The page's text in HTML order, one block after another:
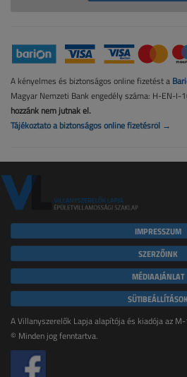
A kényelmes és biztonságos online fizetést a
Magyar Nemzeti Bank engedély száma: H-EN-
hozzánk nem jutnak el.
Tájékoztató a biztonságos online fizetésről →
IMPRESSZUM
SZERZŐINK
MÉDIAAJÁNLAT
A Villanyszerelők Lapja alapítója és kiadója az
© Minden jog fenntartva.